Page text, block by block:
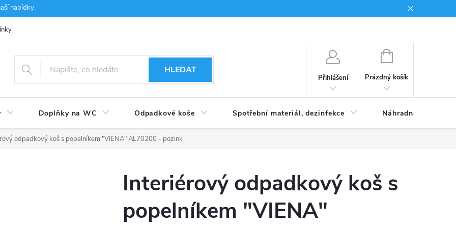
nabídky.
HLEDAT
Přihlášení
NÁKUPNÍ
Prázdný košík
Doplňky na WC Odpadkové koše Spotřební materiál, dezinfekce Náhradní díly
odpadkový koš s popelníkem "VIENA" AL70200 - pozink
Interiérový odpadkový koš s
popelníkem "VIENA"